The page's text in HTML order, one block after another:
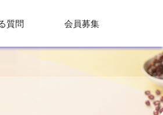
質問 会員募集